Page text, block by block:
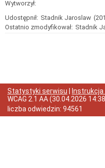
z
działalności
za
rok
rok
2021
Sprawozdanie
z
Wytworzył:
Udostępnił: Stadnik Jaroslaw
Ostatnio zmodyfikował: Stadnik
Statystyki serwisu
WCAG 2.1 AA(30.04.2026
liczba odwiedzin: 94561